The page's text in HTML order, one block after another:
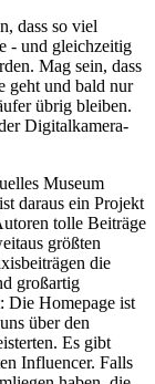
dass so viel
- und gleichzeitig
Mag sein, dass
geht und bald nur
übrig bleiben.
Digitalkamera-
Museum
daraus ein Projekt
tolle Beiträge
größten
die
großartig
Die Homepage ist
über den
Es gibt
Influencer. Falls